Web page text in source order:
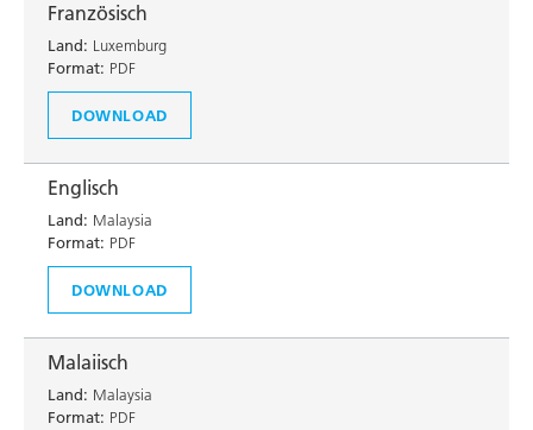
Französisch
Land: Luxemburg
Format: PDF
DOWNLOAD
Englisch
Land: Malaysia
Format: PDF
DOWNLOAD
Malaiisch
Land: Malaysia
Format: PDF